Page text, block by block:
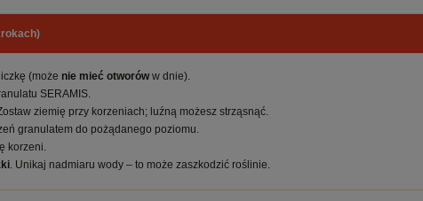
(może nie mieć otworóww dnie).
SERAMIS.
ziemię przy korzeniach; luźną możesz strząsnąć.
granulatem do pożądanego poziomu.
korzeni.
. Unikaj nadmiaru wody – to może zaszkodzić roślinie.